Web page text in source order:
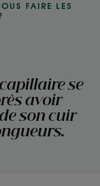
FAIRE LES
se
avoir
son cuir